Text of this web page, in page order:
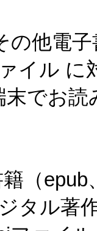
の他電
イル
末でお
（
タル著